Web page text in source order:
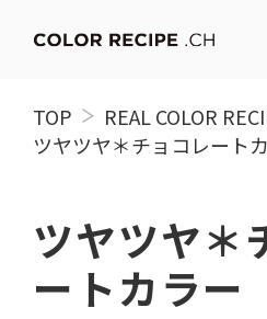
TOP
REAL COLOR
ツヤツヤ＊チョコレート
ツヤツヤ＊
ートカラー